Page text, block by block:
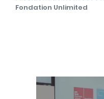
Fondation Unlimited